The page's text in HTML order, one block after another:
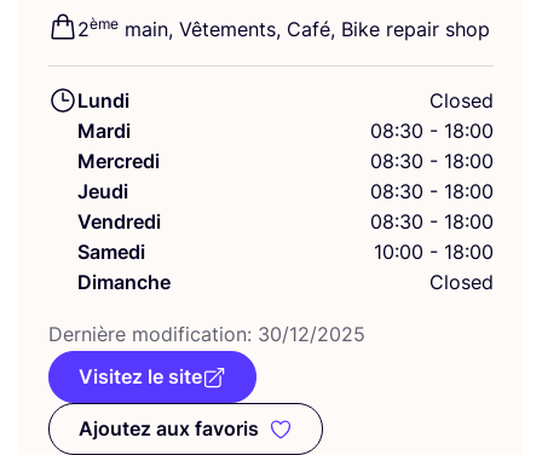
2ème main, Vête­ments, Café, Bike repair shop
Lundi
Closed
Mardi
08:30 - 18:00
Mercredi
08:30 - 18:00
Jeudi
08:30 - 18:00
Vendredi
08:30 - 18:00
Samedi
10:00 - 18:00
Dimanche
Closed
Der­nière modi­fi­ca­tion: 30/12/2025
Visitez le site
Ajoutez aux favoris
Ajoutez aux favoris